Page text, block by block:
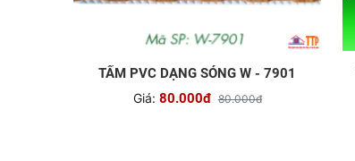
TẤM PVC DẠNG SÓNG W - 7901
Giá: 80.000đ 80.000đ